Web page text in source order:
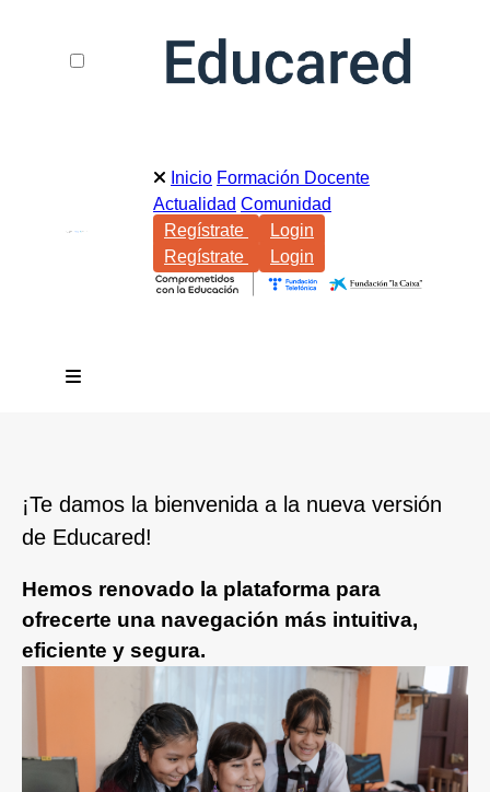
Inicio Formación Docente
Actualidad Comunidad
Regístrate
Login
Regístrate
Login
¡Te damos la bienvenida a la nueva versión
de Educared!
Hemos renovado la plataforma para
ofrecerte una navegación más intuitiva,
eficiente y segura.